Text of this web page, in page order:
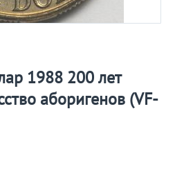
1988 200 лет
аборигенов (VF-